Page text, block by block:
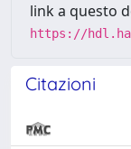
link a questo
https://
Citazioni